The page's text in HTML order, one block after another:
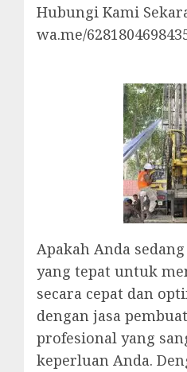
Hubungi Kami
wa.me/
Apakah Anda
yang tepat untuk
secara cepat dan
dengan jasa
profesional yang
keperluan Anda.